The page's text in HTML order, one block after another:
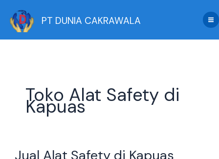
content
PT DUNIA CAKRAWALA
Toko Alat Safety di
Kapuas
Jual Alat Safety di Kapuas
Alat